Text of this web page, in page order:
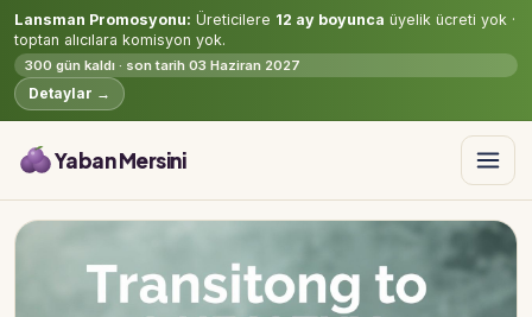
Lansman Promosyonu: Üreticilere 12 ay boyunca üyelik ücreti yok ·
toptan alıcılara komisyon yok.
300 gün kaldı · son tarih 03 Haziran 2027
Detaylar →
Yaban Mersini